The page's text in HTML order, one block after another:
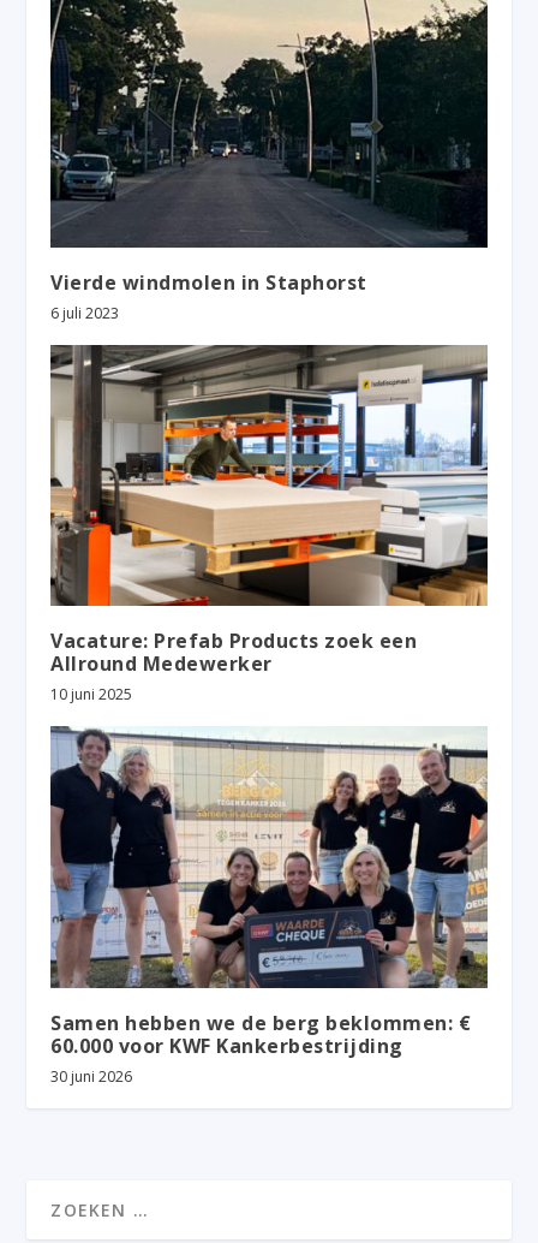
Vierde windmolen in Staphorst
6 juli 2023
Vacature: Prefab Products zoek een
Allround Medewerker
10 juni 2025
Samen hebben we de berg beklommen: €
60.000 voor KWF Kankerbestrijding
30 juni 2026